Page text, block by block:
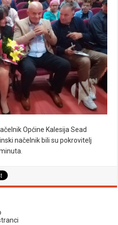
Općine Kalesija Sead
načelnik bili su pokrovitelj